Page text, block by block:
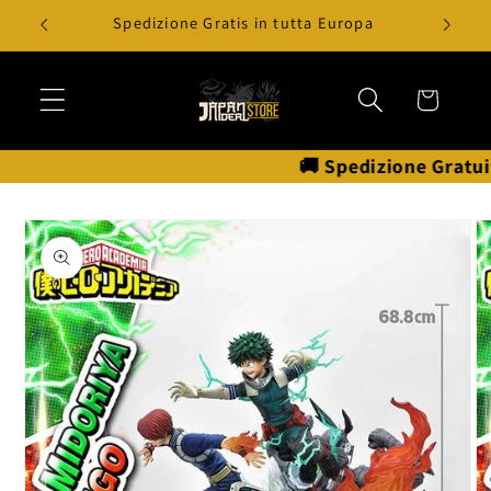
direttamente
ai contenuti
Spedizione Gratis in tutta Europa
Carrello
🚚 Spedizione
Passa alle
informazioni
sul prodotto